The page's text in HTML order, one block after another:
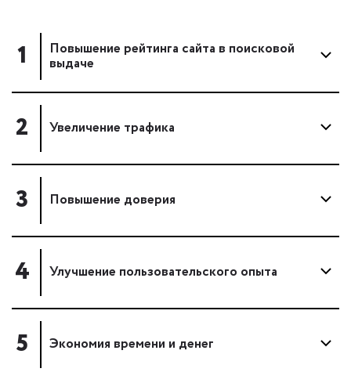
1 Повышение рейтинга сайта в поисковой
выдаче
2 Увеличение трафика
3 Повышение доверия
4 Улучшение пользовательского опыта
5 Экономия времени и денег